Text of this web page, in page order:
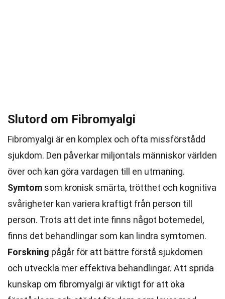
Slutord om Fibromyalgi
Fibromyalgi är en komplex och ofta missförstådd
sjukdom. Den påverkar miljontals människor världen
över och kan göra vardagen till en utmaning.
Symtom som kronisk smärta, trötthet och kognitiva
svårigheter kan variera kraftigt från person till
person. Trots att det inte finns något botemedel,
finns det behandlingar som kan lindra symtomen.
Forskning pågår för att bättre förstå sjukdomen
och utveckla mer effektiva behandlingar. Att sprida
kunskap om fibromyalgi är viktigt för att öka